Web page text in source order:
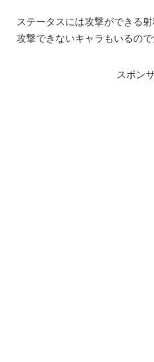
ステータスには攻撃ができる
攻撃できないキャラもいるので
スポン